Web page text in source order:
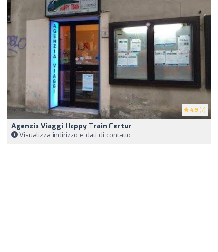
4.9 (7)
Agenzia Viaggi Happy Train Fertur
Visualizza indirizzo e dati di contatto